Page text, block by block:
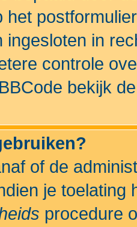
het
ingesloten in
controle
bekijk
of de
je
procedure